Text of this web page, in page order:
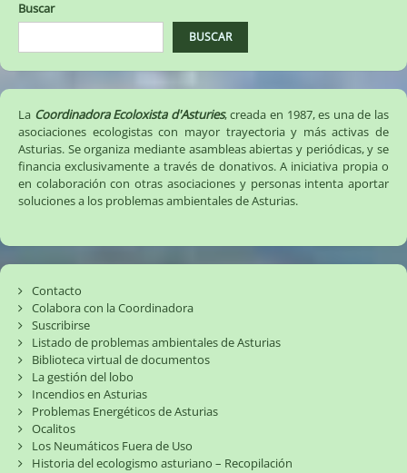
Buscar
BUSCAR
La Coordinadora Ecoloxista d'Asturies, creada en 1987, es una de las
asociaciones ecologistas con mayor trayectoria y más activas de
Asturias. Se organiza mediante asambleas abiertas y periódicas, y se
financia exclusivamente a través de donativos. A iniciativa propia o
en colaboración con otras asociaciones y personas intenta aportar
soluciones a los problemas ambientales de Asturias.
Contacto
Colabora con la Coordinadora
Suscribirse
Listado de problemas ambientales de Asturias
Biblioteca virtual de documentos
La gestión del lobo
Incendios en Asturias
Problemas Energéticos de Asturias
Ocalitos
Los Neumáticos Fuera de Uso
Historia del ecologismo asturiano – Recopilación